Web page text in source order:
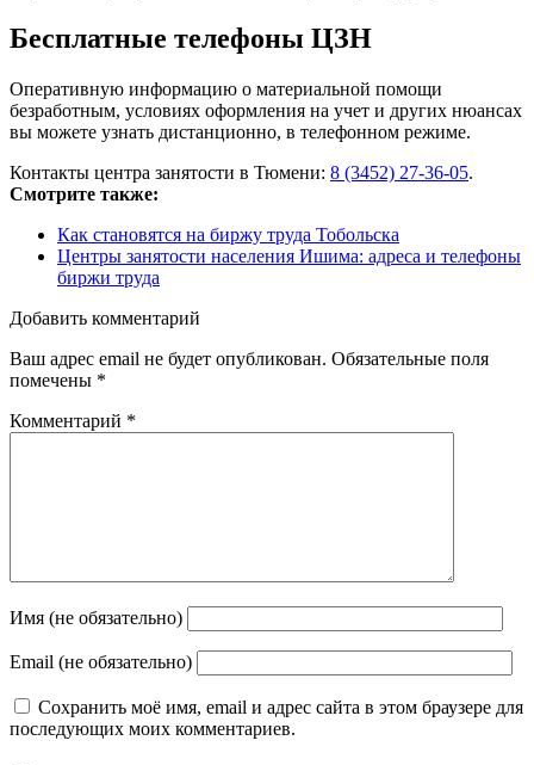
Бесплатные телефоны ЦЗН
Оперативную информацию о материальной помощи
безработным, условиях оформления на учет и других нюансах
вы можете узнать дистанционно, в телефонном режиме.
Контакты центра занятости в Тюмени: 8 (3452) 27-36-05.
Смотрите также:
Как становятся на биржу труда Тобольска
Центры занятости населения Ишима: адреса и телефоны
биржи труда
Добавить комментарий
Ваш адрес email не будет опубликован. Обязательные поля
помечены *
Комментарий *
Имя (не обязательно)
Email (не обязательно)
Сохранить моё имя, email и адрес сайта в этом браузере для
последующих моих комментариев.